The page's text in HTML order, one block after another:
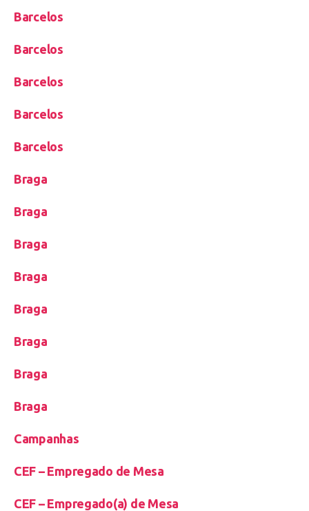
Barcelos
Barcelos
Barcelos
Barcelos
Barcelos
Braga
Braga
Braga
Braga
Braga
Braga
Braga
Braga
Campanhas
CEF – Empregado de Mesa
CEF – Empregado(a) de Mesa